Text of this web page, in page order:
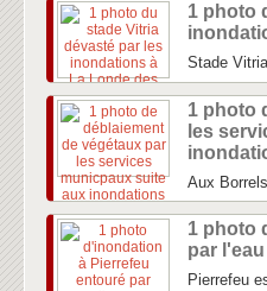
1 photo
Stade
1 photo
les
Aux
1 photo
par l'eau
Pierrefeu